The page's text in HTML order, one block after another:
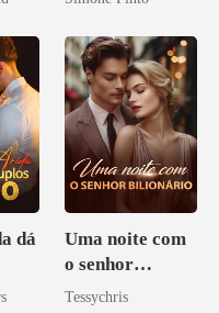
dá
Uma noite com
o senhor
Bilionário
Tessychris